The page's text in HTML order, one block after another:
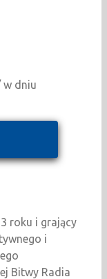
w dniu
roku i grający
i
Bitwy Radia